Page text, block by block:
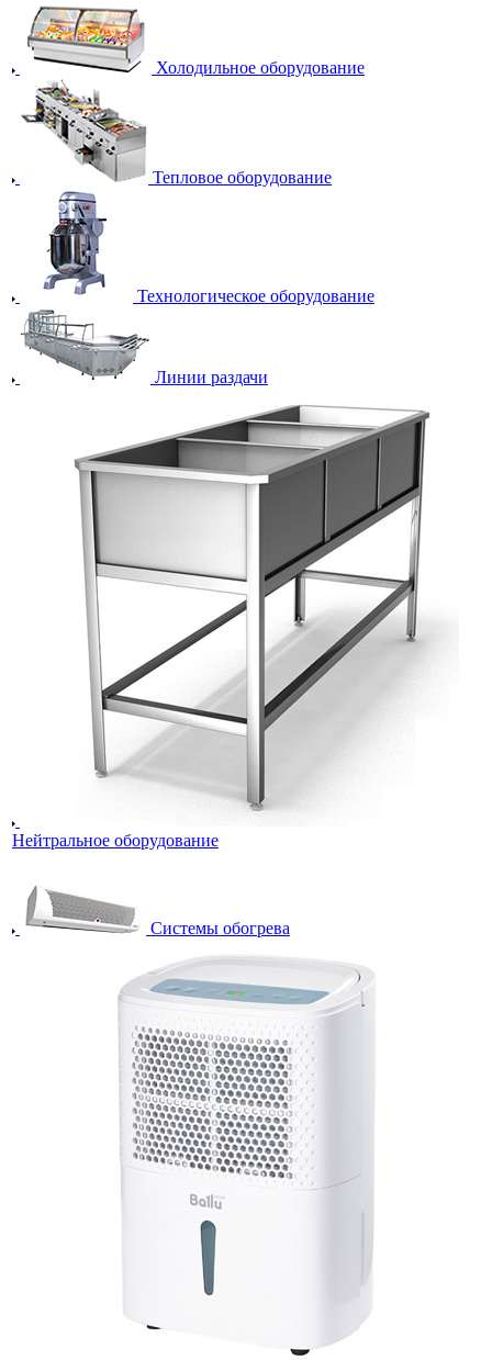
Холодильное оборудование
Тепловое оборудование
Технологическое оборудование
Линии раздачи
Нейтральное оборудование
Системы обогрева